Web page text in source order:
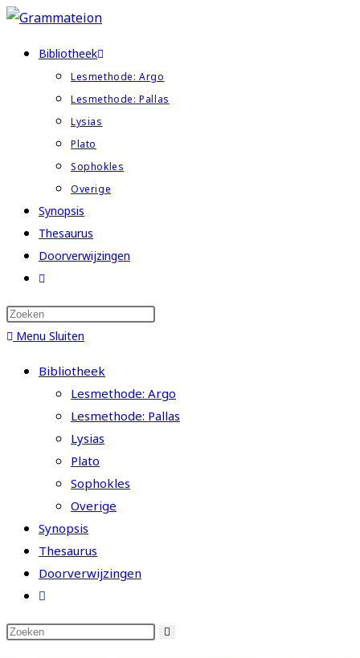
Ga
inhoudBibliotheek
Lesmethode: Argo
Lesmethode: Pallas
Lysias
Plato
Sophokles
Overige
Synopsis
Thesaurus
Doorverwijzingen
Toggle
zoeken
Menu Sluiten
Bibliotheek
Lesmethode: Argo
Lesmethode: Pallas
Lysias
Plato
Sophokles
Overige
Synopsis
Thesaurus
Doorverwijzingen
Toggle
zoeken